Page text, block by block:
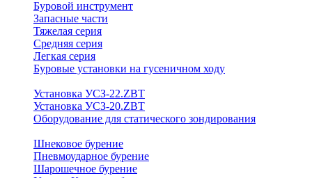
Буровой инструмент
Запасные части
Тяжелая серия
Средняя серия
Легкая серия
Буровые установки на гусеничном ходу
Установка УСЗ-22.ZBT
Установка УСЗ-20.ZBT
Оборудование для статического зондирования
Шнековое бурение
Пневмоударное бурение
Шарошечное бурение